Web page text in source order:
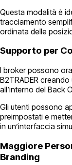
Questa modalità è
tracciamento
ordinata delle
Supporto per
I broker possono
B2TRADER
all’interno del Back
Gli utenti possono
preimpostati e
in un’interfaccia
Maggiore
Branding